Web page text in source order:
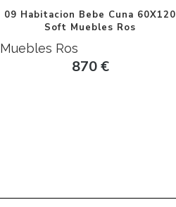
09 Habitacion Bebe Cuna 60X120
Soft Muebles Ros
Muebles Ros
870€